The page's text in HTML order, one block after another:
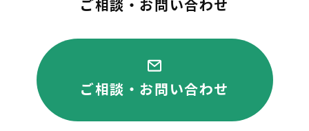
ご相談・お問い合わせ
ご相談・お問い合わせ